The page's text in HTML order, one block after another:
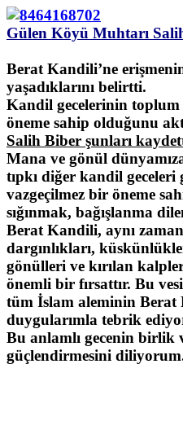
Gülen Köyü Muhtarı
Berat Kandili’ne
yaşadıklarını belirtti.
Kandil gecelerinin toplum
öneme sahip olduğunu
Salih Biber şunları
Mana ve gönül
tıpkı diğer kandil
vazgeçilmez bir öneme
sığınmak, bağışlanma
Berat Kandili, aynı
dargınlıkları,
gönülleri ve kırılan
önemli bir fırsattır. Bu
tüm İslam aleminin Berat
duygularımla tebrik
Bu anlamlı gecenin birlik
güçlendirmesini